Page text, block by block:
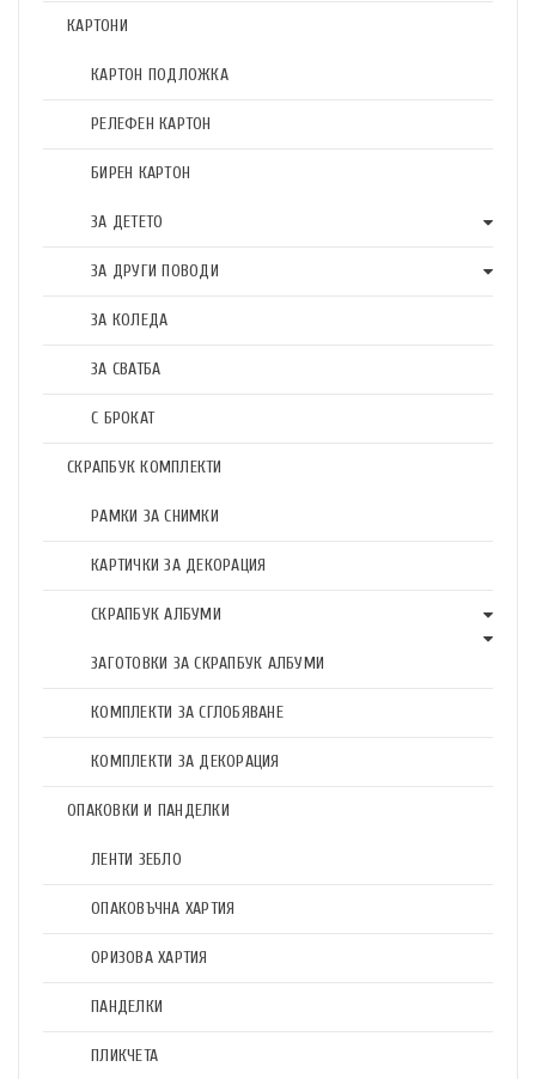
КАРТОНИ
КАРТОН ПОДЛОЖКА
РЕЛЕФЕН КАРТОН
БИРЕН КАРТОН
ЗА ДЕТЕТО
ЗА ДРУГИ ПОВОДИ
ЗА КОЛЕДА
ЗА СВАТБА
С БРОКАТ
СКРАПБУК КОМПЛЕКТИ
РАМКИ ЗА СНИМКИ
КАРТИЧКИ ЗА ДЕКОРАЦИЯ
СКРАПБУК АЛБУМИ
ЗАГОТОВКИ ЗА СКРАПБУК АЛБУМИ
КОМПЛЕКТИ ЗА СГЛОБЯВАНЕ
КОМПЛЕКТИ ЗА ДЕКОРАЦИЯ
ОПАКОВКИ И ПАНДЕЛКИ
ЛЕНТИ ЗЕБЛО
ОПАКОВЪЧНА ХАРТИЯ
ОРИЗОВА ХАРТИЯ
ПАНДЕЛКИ
ПЛИКЧЕТА